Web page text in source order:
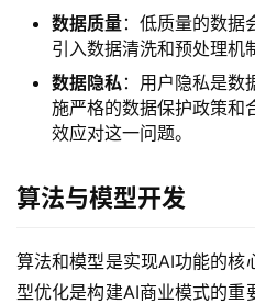
数据质量：低质量的数据
引入数据清洗和预处理机
数据隐私：用户隐私是数
施严格的数据保护政策和
效应对这一问题。
算法与模型开发
算法和模型是实现AI功能的核
型优化是构建AI商业模式的重